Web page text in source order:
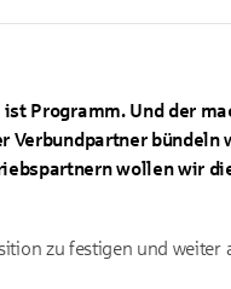
Programm. Und der
Verbundpartner
wollen wir
zu festigen und